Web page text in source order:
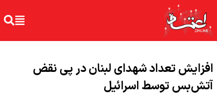
افزایش تعداد شهدای لبنان در پی نقض
آتش‌بس توسط اسرائیل